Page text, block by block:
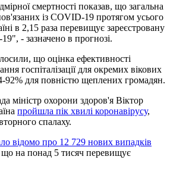
смертності показав, що загальна
із COVID-19 протягом усього
в 2,15 раза перевищує зареєстровану
- зазначено в прогнозі.
що оцінка ефективності
госпіталізації для окремих вікових
92% для повністю щеплених громадян.
міністр охорони здоров'я Віктор
пройшла пік хвилі коронавірусу,
спалаху.
відомо про 12 729 нових випадків
на понад 5 тисяч перевищує